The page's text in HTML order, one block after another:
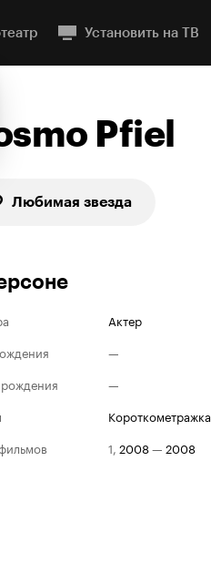
Установить на ТВ
Pfiel
Любимая звезда
Актер
—
—
короткометражка
1, 2008— 2008